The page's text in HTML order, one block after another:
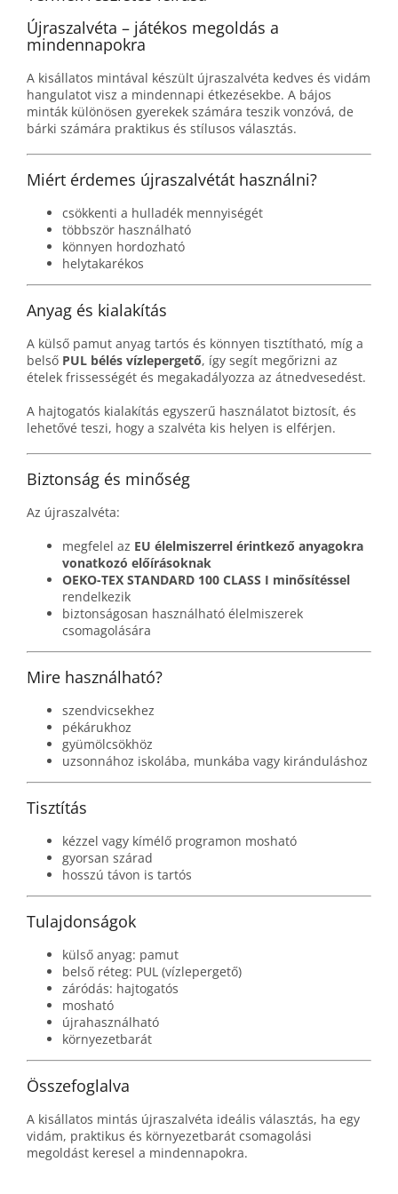
Újraszalvéta – játékos megoldás a
mindennapokra
A kisállatos mintával készült újraszalvéta kedves és vidám
hangulatot visz a mindennapi étkezésekbe. A bájos
minták különösen gyerekek számára teszik vonzóvá, de
bárki számára praktikus és stílusos választás.
Miért érdemes újraszalvétát használni?
csökkenti a hulladék mennyiségét
többször használható
könnyen hordozható
helytakarékos
Anyag és kialakítás
A külső pamut anyag tartós és könnyen tisztítható, míg a
belső PUL bélés vízlepergető, így segít megőrizni az
ételek frissességét és megakadályozza az átnedvesedést.
A hajtogatós kialakítás egyszerű használatot biztosít, és
lehetővé teszi, hogy a szalvéta kis helyen is elférjen.
Biztonság és minőség
Az újraszalvéta:
megfelel az EU élelmiszerrel érintkező anyagokra
vonatkozó előírásoknak
OEKO-TEX STANDARD 100 CLASS I minősítéssel
rendelkezik
biztonságosan használható élelmiszerek
csomagolására
Mire használható?
szendvicsekhez
pékárukhoz
gyümölcsökhöz
uzsonnához iskolába, munkába vagy kiránduláshoz
Tisztítás
kézzel vagy kímélő programon mosható
gyorsan szárad
hosszú távon is tartós
Tulajdonságok
külső anyag: pamut
belső réteg: PUL (vízlepergető)
záródás: hajtogatós
mosható
újrahasználható
környezetbarát
Összefoglalva
A kisállatos mintás újraszalvéta ideális választás, ha egy
vidám, praktikus és környezetbarát csomagolási
megoldást keresel a mindennapokra.